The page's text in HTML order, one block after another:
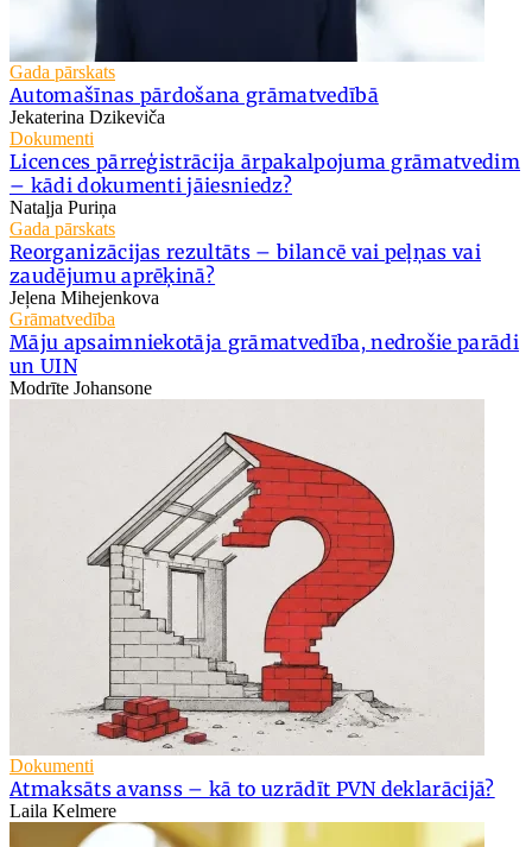
Gada pārskats
Automašīnas pārdošana grāmatvedībā
Jekaterina Dzikeviča
Dokumenti
Licences pārreģistrācija ārpakalpojuma grāmatvedim
– kādi dokumenti jāiesniedz?
Nataļja Puriņa
Gada pārskats
Reorganizācijas rezultāts – bilancē vai peļņas vai
zaudējumu aprēķinā?
Jeļena Mihejenkova
Grāmatvedība
Māju apsaimniekotāja grāmatvedība, nedrošie parādi
un UIN
Modrīte Johansone
Dokumenti
Atmaksāts avanss – kā to uzrādīt PVN deklarācijā?
Laila Kelmere